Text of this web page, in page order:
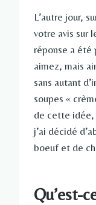
L’autre jour,
votre avis sur
réponse a été
aimez, mais
sans autant
soupes «
de cette idée,
j’ai décidé
boeuf et de
Qu’est-